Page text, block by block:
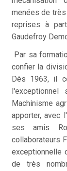
menées de
reprises à
Gaudefroy
Par sa
confier la
Dès 1963, il
l'exceptionnel
Machinisme
apporter, avec
ses amis
collaborateurs
exceptionnelle
de très